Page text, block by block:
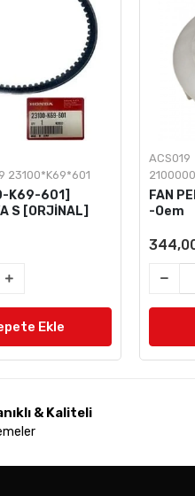
23100*K69*601
K69-601]
S [ORJİNAL]
Ekle
ACS019
FAN
-Oem
& Kaliteli